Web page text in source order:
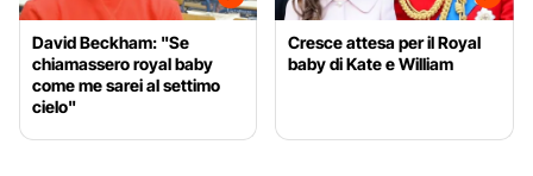
David Beckham: "Se
chiamassero royal baby
come me sarei al settimo
cielo"
Cresce attesa per il Royal
baby di Kate e William